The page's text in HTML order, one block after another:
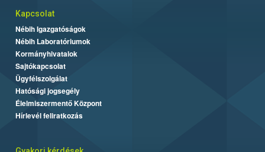
Kapcsolat
Nébih Igazgatóságok
Nébih Laboratóriumok
Kormányhivatalok
Sajtókapcsolat
Ügyfélszolgálat
Hatósági jogsegély
Élelmiszermentő Központ
Hírlevél feliratkozás